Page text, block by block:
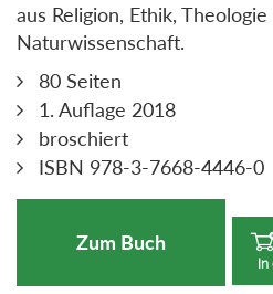
aus Religion, Ethik, Theologie
Naturwissenschaft.
80 Seiten
1. Auflage 2018
broschiert
ISBN 978-3-7668-4446-0
Zum Buch
In